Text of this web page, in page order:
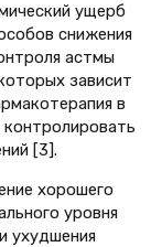
ущерб
снижения
астмы
зависит
в
[3].
хорошего
уровня
ухудшения